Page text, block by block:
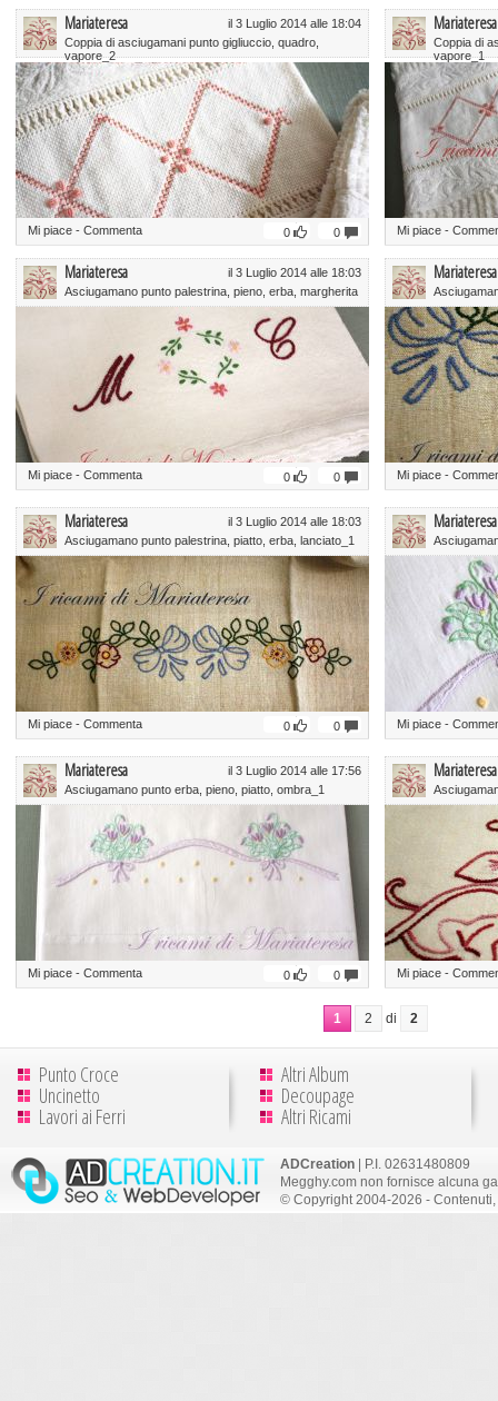
Mariateresa
Coppia di asciugamani punto gigliuccio, quadro,
vapore_2
il 3 Luglio 2014 alle 18:04
Mi piace - Commenta 0
0
Mariateresa
Coppia di
vapore_1
Mi piace -
Mariateresa
Asciugamano punto palestrina, pieno, erba, margherita
il 3 Luglio 2014 alle 18:03
Mi piace - Commenta 0
0
Mariateresa
Mi piace -
Mariateresa
Asciugamano punto palestrina, piatto, erba, lanciato_1
il 3 Luglio 2014 alle 18:03
Mi piace - Commenta 0
0
Mariateresa
Mi piace -
Mariateresa
Asciugamano punto erba, pieno, piatto, ombra_1
il 3 Luglio 2014 alle 17:56
Mi piace - Commenta 0
0
Mariateresa
Mi piace -
1 2 di 2
Punto Croce
Uncinetto
Lavori ai Ferri
Altri Album
Decoupage
Altri Ricami
ADCreation | P.I. 02631480809
Megghy.com non fornisce alcuna
© Copyright 2004-2026 -